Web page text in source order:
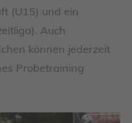
(U15) und ein
Auch
können jederzeit
Probetraining